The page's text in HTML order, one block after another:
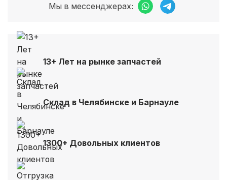
Мы в мессенджерах:
13+ Лет на рынке запчастей
Склад в Челябинске и Барнауле
1300+ Довольных клиентов